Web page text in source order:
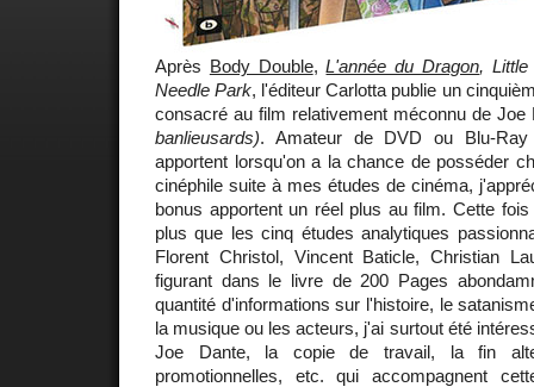
Après Body Double,L'année du Dragon,
Needle Park, l'éditeur Carlotta publie un
consacré au film relativement méconnu de
banlieusards). Amateur de DVD ou Blu-
apportent lorsqu'on a la chance de posséder
cinéphile suite à mes études de cinéma,
bonus apportent un réel plus au film. Cette
plus que les cinq études analytiques
Florent Christol, Vincent Baticle, Christian
figurant dans le livre de 200 Pages
quantité d'informations sur l'histoire, le
la musique ou les acteurs, j'ai surtout été
Joe Dante, la copie de travail, la fin
promotionnelles, etc. qui accompagnent